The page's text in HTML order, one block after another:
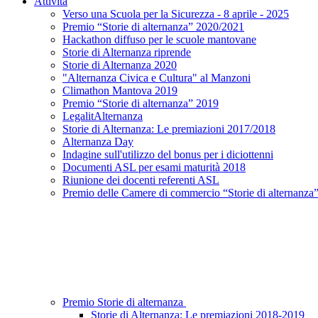
Verso una Scuola per la Sicurezza - 8 aprile - 2025
Premio “Storie di alternanza” 2020/2021
Hackathon diffuso per le scuole mantovane
Storie di Alternanza riprende
Storie di Alternanza 2020
"Alternanza Civica e Cultura" al Manzoni
Climathon Mantova 2019
Premio “Storie di alternanza” 2019
LegalitAlternanza
Storie di Alternanza: Le premiazioni 2017/2018
Alternanza Day
Indagine sull'utilizzo del bonus per i diciottenni
Documenti ASL per esami maturità 2018
Riunione dei docenti referenti ASL
Premio delle Camere di commercio “Storie di
Premio Storie di alternanza
Storie di Alternanza: Le premiazioni 2018-2019